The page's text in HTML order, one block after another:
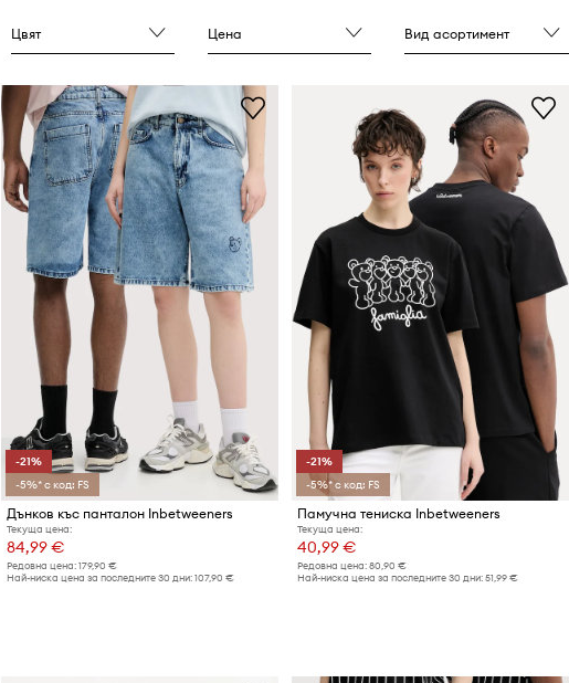
Цвят Цена Вид асортимент
-21%
-5%* с код: FS
Дънков къс панталон Inbetweeners
Текуща цена:
84,99 €
Редовна цена: 179,90 €
Най-ниска цена за последните 30 дни: 107,90 €
-21%
-5%* с код: FS
Памучна тениска Inbetweeners
Текуща цена:
40,99 €
Редовна цена: 80,90 €
Най-ниска цена за последните 30 дни: 51,99 €